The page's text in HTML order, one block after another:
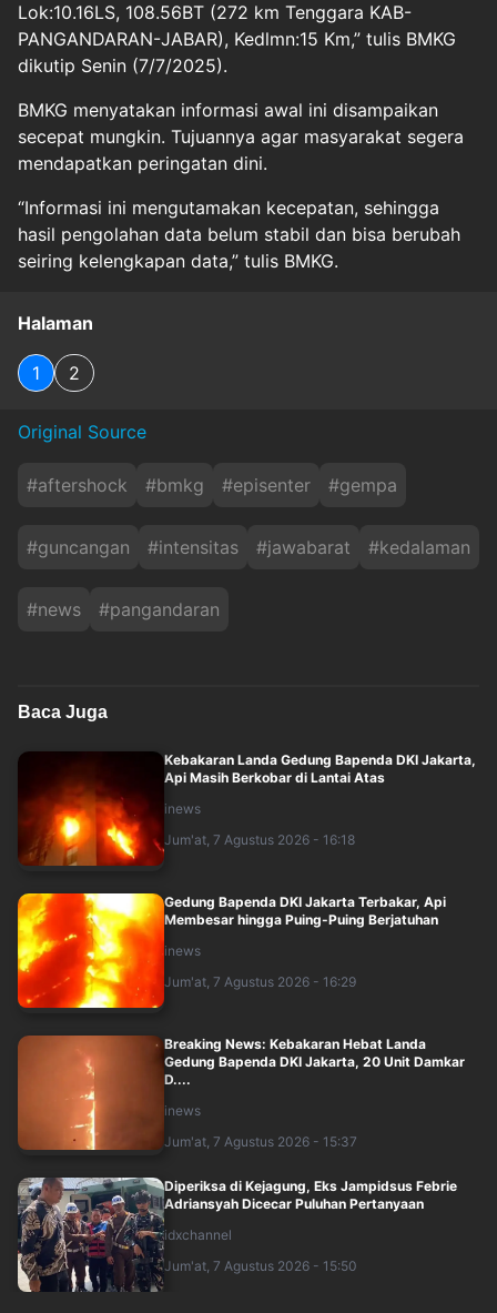
Lok:10.16LS, 108.56BT (272 km Tenggara KAB-
PANGANDARAN-JABAR), Kedlmn:15 Km,” tulis BMKG
dikutip Senin (7/7/2025).
BMKG menyatakan informasi awal ini disampaikan
secepat mungkin. Tujuannya agar masyarakat segera
mendapatkan peringatan dini.
“Informasi ini mengutamakan kecepatan, sehingga
hasil pengolahan data belum stabil dan bisa berubah
seiring kelengkapan data,” tulis BMKG.
Halaman
1 2
Original Source
#aftershock #bmkg #episenter #gempa
#guncangan #intensitas #jawabarat #kedalaman
#news #pangandaran
Baca Juga
Kebakaran Landa Gedung Bapenda DKI Jakarta,
Api Masih Berkobar di Lantai Atas
inews
Jum'at, 7 Agustus 2026 - 16:18
Gedung Bapenda DKI Jakarta Terbakar, Api
Membesar hingga Puing-Puing Berjatuhan
inews
Jum'at, 7 Agustus 2026 - 16:29
Breaking News: Kebakaran Hebat Landa
Gedung Bapenda DKI Jakarta, 20 Unit Damkar
D....
inews
Jum'at, 7 Agustus 2026 - 15:37
Diperiksa di Kejagung, Eks Jampidsus Febrie
Adriansyah Dicecar Puluhan Pertanyaan
idxchannel
Jum'at, 7 Agustus 2026 - 15:50